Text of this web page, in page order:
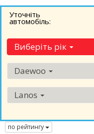
Уточніть
автомобіль:
Виберіть рік
Daewoo
Lanos
по рейтингу